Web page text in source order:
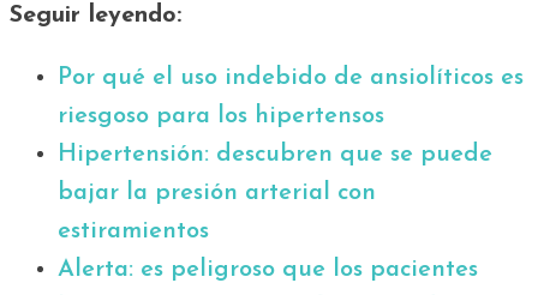
Seguir leyendo:
Por qué el uso indebido de ansiolíticos es
riesgoso para los hipertensos
Hipertensión: descubren que se puede
bajar la presión arterial con
estiramientos
Alerta: es peligroso que los pacientes